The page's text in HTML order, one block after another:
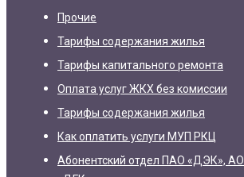
Прочие
Тарифы содержания жилья
Тарифы капитального ремонта
Оплата услуг ЖКХ без комиссии
Тарифы содержания жилья
Как оплатить услуги МУП РКЦ
Абонентский отдел ПАО «ДЭК», АО